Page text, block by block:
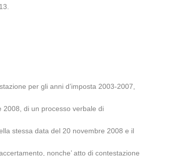
per gli anni d’imposta 2003-2007,
2008, di un processo verbale di
stessa data del 20 novembre 2008 e il
nonche’ atto di contestazione